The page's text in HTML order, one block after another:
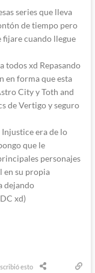
series que lleva
de tiempo pero
fijare cuando llegue
todos xd Repasando
en forma que esta
City y Toth and
de Vertigo y seguro
Injustice era de lo
que le
personajes
en su propia
dejando
xd)
esto